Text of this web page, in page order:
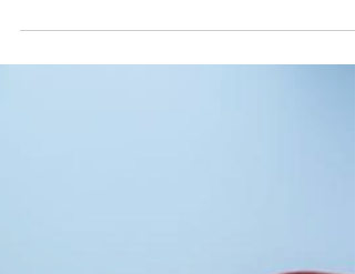
son las tendencias que se vienen
en 2026